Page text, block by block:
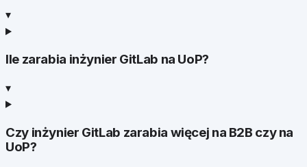
▾
Ile zarabia inżynier GitLab na UoP?
▾
Czy inżynier GitLab zarabia więcej na B2B czy na
UoP?